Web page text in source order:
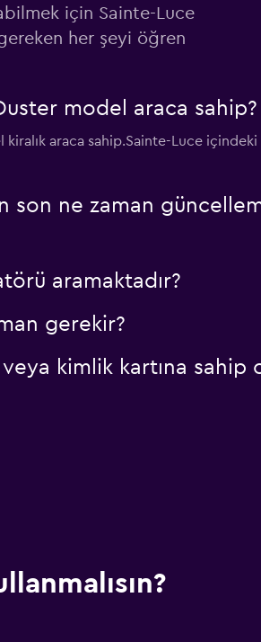
için Sainte-Luce
her şeyi öğren
model araca sahip?
araca sahip.Sainte-Luce içindeki
son ne zaman
aramaktadır?
gerekir?
kimlik kartına sahip